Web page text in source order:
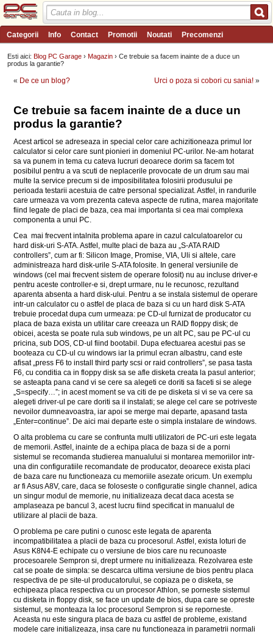
Categorii Info Contact Promotii Noutati Precomenzi
Review-uri Wishlist PC Garage TV Forum Blog Angajari
Esti aici:Blog PC Garage ›Magazin › Ce trebuie sa facem inainte de a duce un
produs la garantie?
« De ce un blog? Urci o poza si cobori cu sania!»
Ce trebuie sa facem inainte de a duce un
produs la garantie?
Acest articol se adreseaza in special celor care achizitioneaza primul lor
calculator si celor care sunt pionieri in domeniul PC-urilor. Ne-am hotarat
sa va punem in tema cu cateva lucruri deoarece dorim sa facem tot
posibilul pentru a va scuti de neplacerile provocate de un drum sau mai
multe la service precum si de imposibilitatea folosirii produsului pe
perioada testarii acestuia de catre personal specializat. Astfel, in randurile
care urmeaza va vom prezenta cateva aspecte de rutina, marea majoritate
fiind legate de placi de baza, cea mai importanta si cea mai complexa
componenta a unui PC.
Cea mai frecvent intalnita problema apare in cazul calculatoarelor cu
hard disk-uri S-ATA. Astfel, multe placi de baza au „S-ATA RAID
controllers”, cum ar fi: Silicon Image, Promise, VIA, Uli si altele, care
administreaza hard disk-urile S-ATA folosite. In general versiunile de
windows (cel mai frecvent sistem de operare folosit) nu au incluse driver-e
pentru aceste controller-e si, drept urmare, nu le recunosc, rezultand
aparenta absenta a hard disk-ului. Pentru a se instala sistemul de operare
intr-un calculator cu o astfel de placa de baza si cu un hard disk S-ATA
trebuie procedat dupa cum urmeaza: pe CD-ul furnizat de producator cu
placa de baza exista un utilitar care creeaza un RAID floppy disk; de
obicei, acesta se poate rula sub windows, pe un alt PC, sau pe PC-ul cu
pricina, sub DOS, CD-ul fiind bootabil. Dupa efectuarea acestui pas se
booteaza cu CD-ul cu windows iar la primul ecran albastru, cand este
afisat „press F6 to install third party scsi or raid controllers”, se pasa tasta
F6, cu conditia ca in floppy disk sa se afle disketa creata la pasul anterior;
se asteapta pana cand vi se cere sa alegeti ce doriti sa faceti si se alege
„S=specify…”; in acest moment se va citi de pe disketa si vi se va cere sa
alegeti driver-ul pe care doriti sa il instalati; se alege cel care se potriveste
nevoilor dumneavoastra, iar apoi se merge mai departe, apasand tasta
„Enter=continue”. De aici mai departe este o simpla instalare de windows.
O alta problema cu care se confrunta multi utilizatori de PC-uri este legata
de memorii. Astfel, inainte de a echipa placa de baza si de a porni
sistemul se recomanda studierea manualului si montarea memoriilor intr-
una din configuratiile recomandate de producator, deoarece exista placi
de baza care nu functioneaza cu memoriile asezate oricum. Un exemplu
ar fi Asus A8V, care, daca se foloseste o configuratie single channel, adica
un singur modul de memorie, nu initializeaza decat daca acesta se
amplaseaza pe bancul 3, acest lucru fiind specificat in manualul de
utilizare al placii de baza.
O problema pe care putini o cunosc este legata de aparenta
incompatibilitatea a placii de baza cu procesorul. Astfel, exista loturi de
Asus K8N4-E echipate cu o versiune de bios care nu recunoaste
procesoarele Sempron si, drept urmere nu initializeaza. Rezolvarea este
cat se poate de simpla: se descarca ultima versiune de bios pentru placa
respectiva de pe site-ul producatorului, se copiaza pe o disketa, se
echipeaza placa respectiva cu un procesor Athlon, se porneste sistemul
cu disketa in floppy disk, se face un update de bios, dupa care se opreste
sistemul, se monteaza la loc procesorul Sempron si se reporneste.
Aceasta nu este singura placa de baza cu astfel de probleme, existand
modele care initializeaza, insa care nu functioneaza in parametrii normali